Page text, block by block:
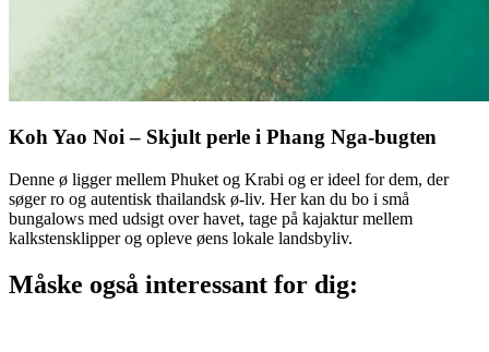
Koh Yao Noi – Skjult perle i Phang Nga-bugten
Denne ø ligger mellem Phuket og Krabi og er ideel for dem, der
søger ro og autentisk thailandsk ø-liv. Her kan du bo i små
bungalows med udsigt over havet, tage på kajaktur mellem
kalkstensklipper og opleve øens lokale landsbyliv.
Måske også interessant for dig: